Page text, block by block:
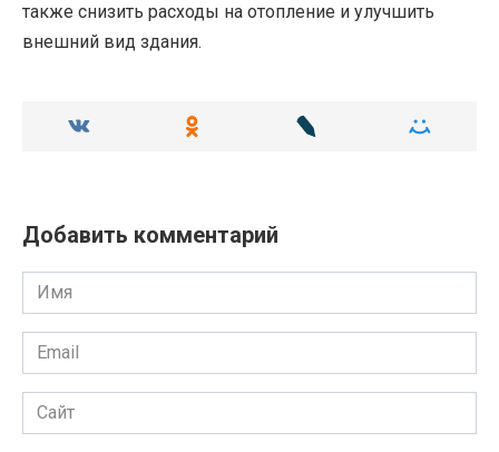
также снизить расходы на отопление и улучшить
внешний вид здания.
Добавить комментарий
Имя
Email
Сайт